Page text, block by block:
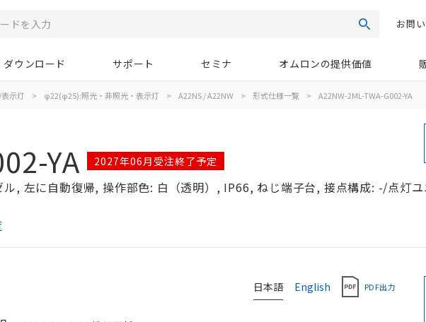
検索お問
ダウンロード サポート セミナ オムロンの提供価値
示灯 > φ22(φ25):照光・非照光・表示灯 > A22NS / A22NW > 形式仕様一覧 > A22NW-2ML-TWA-G002-YA
YA 2027年06月受注終了予定
, 左に自動復帰, 操作部色: 白（透明）, IP66, ねじ端子台, 接点構成: -/点灯
日本語 English PDF出力